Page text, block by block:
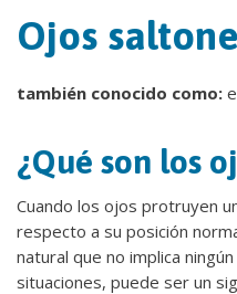
Ojos
también conocido como:
¿Qué son los
Cuando los ojos protruyen
respecto a su posición
natural que no implica
situaciones, puede ser un